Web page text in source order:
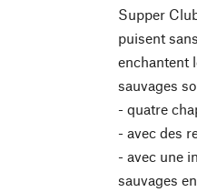
Supper
puisent
enchantent
sauvages
- quatre
- avec des
- avec une
sauvages